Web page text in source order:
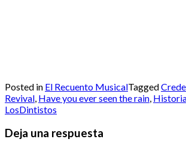
Posted in El Recuento MusicalTagged
Revival, Have you ever seen the rain,
LosDintistos
Deja una respuesta